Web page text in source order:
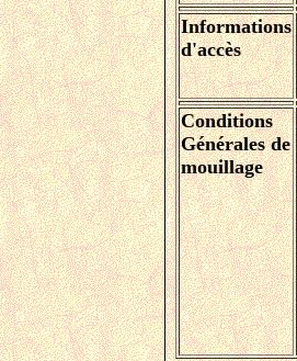
Informations
d'accès
Conditions
Générales de
mouillage